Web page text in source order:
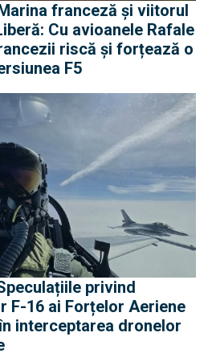
franceză și viitorul
Cu avioanele Rafale
riscă și forțează o
F5
privind
F-16 ai Forțelor Aeriene
interceptarea dronelor